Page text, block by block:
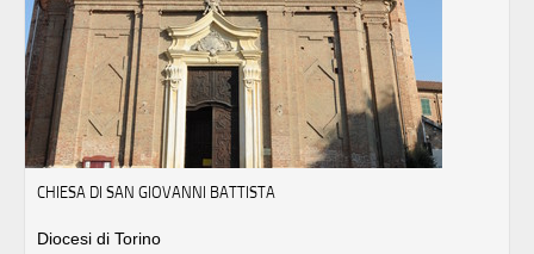
CHIESA DI SAN GIOVANNI BATTISTA
Diocesi di Torino